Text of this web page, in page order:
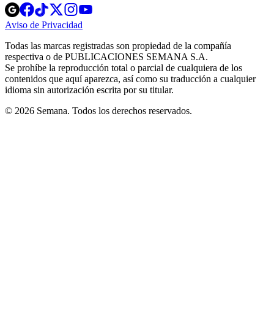
Opens
in
new
Opens
in
new
Opens
in
new
window
Opens
new
windowwindow
Aviso de Privacidad
new
window
Todas las marcas registradas son propiedad de la compañía
respectiva o de PUBLICACIONES SEMANA S.A.
Se prohíbe la reproducción total o parcial de cualquiera de los
contenidos que aquí aparezca, así como su traducción a cualquier
idioma sin autorización escrita por su titular.
© 2026 Semana. Todos los derechos reservados.